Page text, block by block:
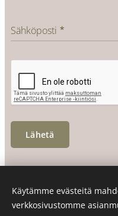
Sähköposti
Lähetä
Käytämme evästeitä
verkkosivustomme